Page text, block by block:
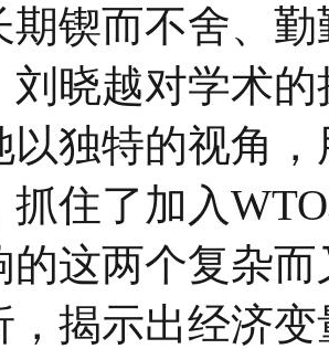
期锲而不舍、
刘晓越对学术
以独特的视角
抓住了加入
的这两个复杂
，揭示出经济